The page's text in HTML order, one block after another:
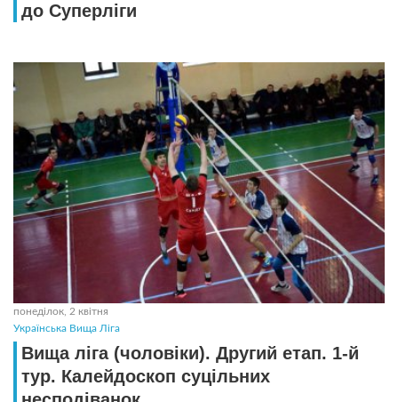
до Суперліги
понеділок, 2 квітня
Українська Вища Ліга
Вища ліга (чоловіки). Другий етап. 1-й
тур. Калейдоскоп суцільних